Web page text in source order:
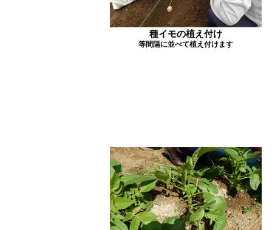
種イモの植え付け
等間隔に並べて植え付けます